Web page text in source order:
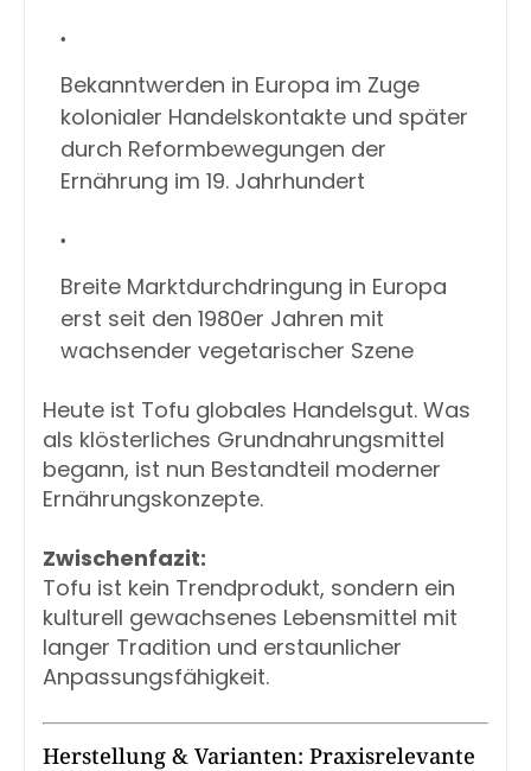
Bekanntwerden in Europa im Zuge
kolonialer Handelskontakte und später
durch Reformbewegungen der
Ernährung im 19. Jahrhundert
Breite Marktdurchdringung in Europa
erst seit den 1980er Jahren mit
wachsender vegetarischer Szene
Heute ist Tofu globales Handelsgut. Was
als klösterliches Grundnahrungsmittel
begann, ist nun Bestandteil moderner
Ernährungskonzepte.
Zwischenfazit:
Tofu ist kein Trendprodukt, sondern ein
kulturell gewachsenes Lebensmittel mit
langer Tradition und erstaunlicher
Anpassungsfähigkeit.
Herstellung & Varianten: Praxisrelevante